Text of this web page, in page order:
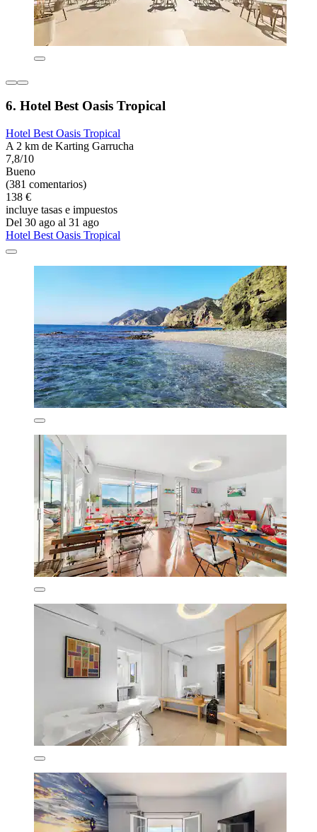
6. Hotel Best Oasis Tropical
Hotel Best Oasis Tropical
A 2 km de Karting Garrucha
7,8/10
Bueno
(381 comentarios)
138 €
incluye tasas e impuestos
Del 30 ago al 31 ago
Hotel Best Oasis Tropical